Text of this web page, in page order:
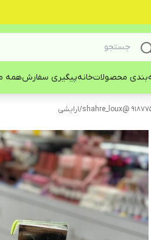
محصولاتخانهپیگیری سفارشهمه
9187752720
/ارایشی